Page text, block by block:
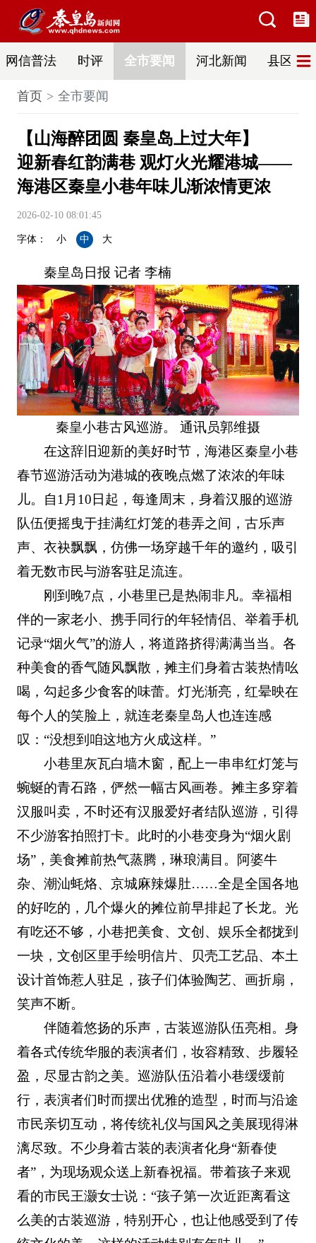
网信普法 时评 全市要闻 河北新闻 县区热
首页 全市要闻
【山海醉团圆 秦皇岛上过大年】
迎新春红韵满巷 观灯火光耀港城——
海港区秦皇小巷年味儿渐浓情更浓
2026-02-10 08:01:45
字体： 小 中 大
秦皇岛日报 记者 李楠
秦皇小巷古风巡游。 通讯员郭维摄
在这辞旧迎新的美好时节，海港区秦皇小巷
春节巡游活动为港城的夜晚点燃了浓浓的年味
儿。自1月10日起，每逢周末，身着汉服的巡游
队伍便摇曳于挂满红灯笼的巷弄之间，古乐声
声、衣袂飘飘，仿佛一场穿越千年的邀约，吸引
着无数市民与游客驻足流连。
刚到晚7点，小巷里已是热闹非凡。幸福相
伴的一家老小、携手同行的年轻情侣、举着手机
记录“烟火气”的游人，将道路挤得满满当当。各
种美食的香气随风飘散，摊主们身着古装热情吆
喝，勾起多少食客的味蕾。灯光渐亮，红晕映在
每个人的笑脸上，就连老秦皇岛人也连连感
叹：“没想到咱这地方火成这样。”
小巷里灰瓦白墙木窗，配上一串串红灯笼与
蜿蜒的青石路，俨然一幅古风画卷。摊主多穿着
汉服叫卖，不时还有汉服爱好者结队巡游，引得
不少游客拍照打卡。此时的小巷变身为“烟火剧
场”，美食摊前热气蒸腾，琳琅满目。阿婆牛
杂、潮汕蚝烙、京城麻辣爆肚……全是全国各地
的好吃的，几个爆火的摊位前早排起了长龙。光
有吃还不够，小巷把美食、文创、娱乐全都拢到
一块，文创区里手绘明信片、贝壳工艺品、本土
设计首饰惹人驻足，孩子们体验陶艺、画折扇，
笑声不断。
伴随着悠扬的乐声，古装巡游队伍亮相。身
着各式传统华服的表演者们，妆容精致、步履轻
盈，尽显古韵之美。巡游队伍沿着小巷缓缓前
行，表演者们时而摆出优雅的造型，时而与沿途
市民亲切互动，将传统礼仪与国风之美展现得淋
漓尽致。不少身着古装的表演者化身“新春使
者”， 为现场观众送上新春祝福。带着孩子来观
看的市民王灏女士说：“孩子第一次近距离看这
么美的古装巡游，特别开心，也让他感受到了传